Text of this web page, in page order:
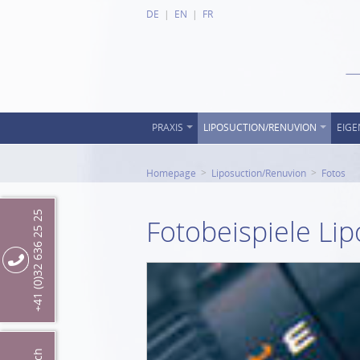
DE EN FR
PRAXIS LIPOSUCTION/RENUVION
Homepage Liposuction/Renuvion Fotos
Fotobeispiele
+41 (0)32 636 25 25